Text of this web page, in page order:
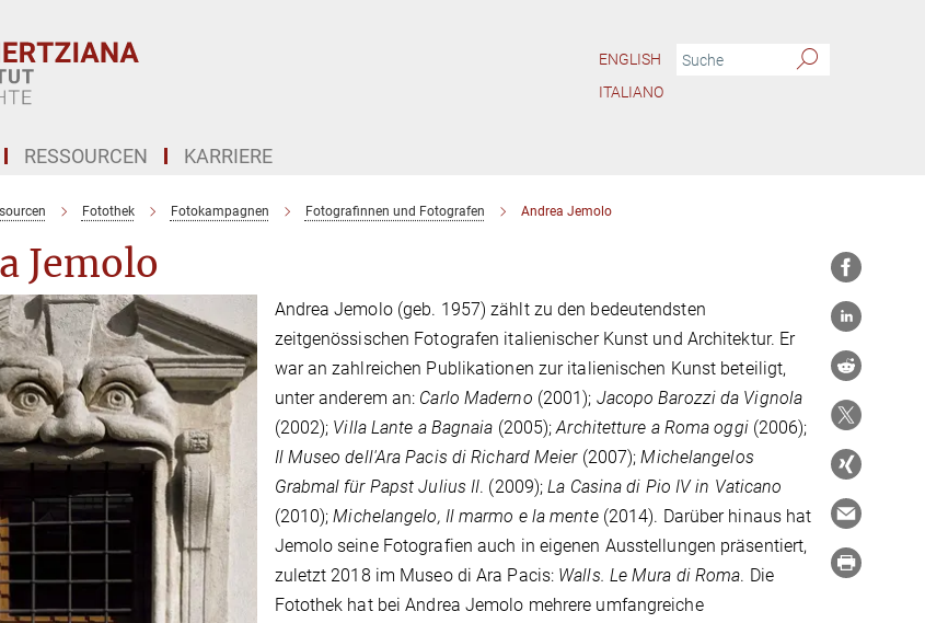
ENGLISH
ITALIANO
RESSOURCEN KARRIERE
Fotothek Fotokampagnen Fotografinnen und Fotografen Andrea Jemolo
Jemolo
Andrea Jemolo (geb. 1957) zählt zu den bedeutendsten
zeitgenössischen Fotografen italienischer Kunst und Architektur. Er
war an zahlreichen Publikationen zur italienischen Kunst beteiligt,
unter anderem an: Carlo Maderno (2001); Jacopo Barozzi da Vignola
(2002); Villa Lante a Bagnaia (2005);Architetture a Roma oggi(2006);
Il Museo dell'Ara Pacis di Richard Meier(2007);Michelangelos
Grabmal für Papst Julius II. (2009);La Casina di Pio IV in Vaticano
(2010);Michelangelo, Il marmo e la mente(2014). Darüber hinaus hat
Jemolo seine Fotografien auch in eigenen Ausstellungen präsentiert,
zuletzt 2018 im Museo di Ara Pacis: Walls. Le Mura di Roma. Die
Fotothek hat bei Andrea Jemolo mehrere umfangreiche